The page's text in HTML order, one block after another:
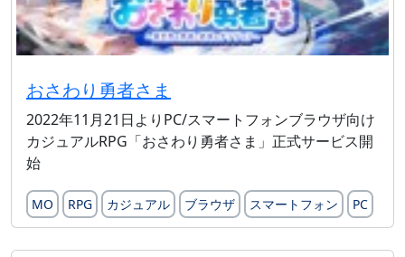
おさわり勇者さま
2022年11月21日よりPC/スマートフォンブラウザ向け
カジュアルRPG「おさわり勇者さま」正式サービス開
始
MO RPG カジュアル ブラウザ スマートフォン PC